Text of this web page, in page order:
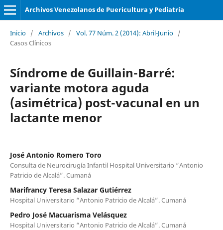
Archivos Venezolanos de Puericultura y Pediatría
Inicio / Archivos / Vol. 77 Núm. 2 (2014): Abril-Junio /
Casos Clínicos
Síndrome de Guillain-Barré:
variante motora aguda
(asimétrica) post-vacunal en un
lactante menor
José Antonio Romero Toro
Consulta de Neurocirugía Infantil Hospital Universitario “Antonio
Patricio de Alcalá”. Cumaná
Marifrancy Teresa Salazar Gutiérrez
Hospital Universitario “Antonio Patricio de Alcalá”. Cumaná
Pedro José Macuarisma Velásquez
Hospital Universitario “Antonio Patricio de Alcalá”. Cumaná